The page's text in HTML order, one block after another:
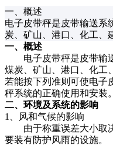
一、概述
电子皮带秤是皮带输送系
炭、矿山、港口、化工、
一、概述
电子皮带秤是皮带输送
煤炭、矿山、港口、化工
若能按下列准则可使电子
秤系统的正确使用和安装。
二、环境及系统的影响
1、风和气候的影响
由于称重误差大小取决
要装有防护风雨的设施。